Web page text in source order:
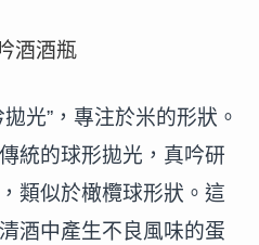
光”，專注於米的形狀。
統的球形拋光，真吟研
類似於橄欖球形狀。這
酒中產生不良風味的蛋